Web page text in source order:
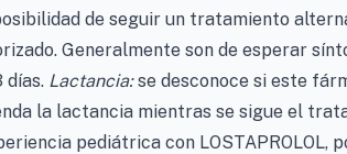
de seguir un tratamiento
Generalmente son de esperar
días. Lactancia:se desconoce si este
la lactancia mientras se sigue el
pediátrica con LOSTAPROLOL,